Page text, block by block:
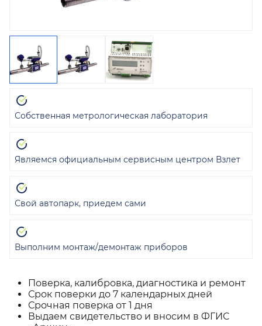
Поверка, калибровка, диагностика и ремонт
Срок поверки до 7 календарных дней
Срочная поверка от 1 дня
Выдаем свидетельство и вносим в ФГИС
Собственная метрологическая лаборатория
Являемся официальным сервисным центром Взлет
Свой автопарк, приедем сами
Выполним монтаж/демонтаж приборов